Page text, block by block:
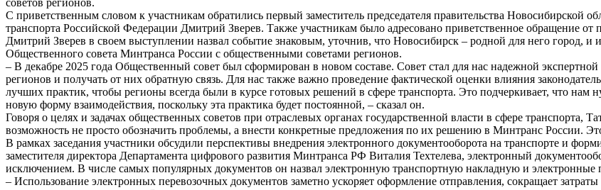
С приветственным словом к участникам обратились первый заместитель председателя правительства Новосибирской
транспорта Российской Федерации Дмитрий Зверев. Также участникам было адресовано приветственное обращение от
Дмитрий Зверев в своем выступлении назвал событие знаковым, уточнив, что Новосибирск – родной для него город, и
Общественного совета Минтранса России с общественными советами регионов.
– В декабре 2025 года Общественный совет был сформирован в новом составе. Совет стал для нас надежной
регионов и получать от них обратную связь. Для нас также важно проведение фактической оценки влияния
лучших практик, чтобы регионы всегда были в курсе готовых решений в сфере транспорта. Это подчеркивает, что нам
новую форму взаимодействия, поскольку эта практика будет постоянной, – сказал он.
Говоря о целях и задачах общественных советов при отраслевых органах государственной власти в сфере транспорта,
возможность не просто обозначить проблемы, а внести конкретные предложения по их решению в Минтранс России.
В рамках заседания участники обсудили перспективы внедрения электронного документооборота на транспорте и
заместителя директора Департамента цифрового развития Минтранса РФ Виталия Техтелева, электронный
исключением. В числе самых популярных документов он назвал электронную транспортную накладную и электронные
– Использование электронных перевозочных документов заметно ускоряет оформление отправления, сокращает